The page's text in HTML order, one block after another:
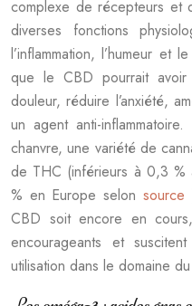
complexe de récepteurs et
diverses fonctions
l’inflammation, l’humeur et
que le CBD pourrait
douleur, réduire l’anxiété,
un agent anti-
chanvre, une variété de
de THC (inférieurs à 0,3 %
% en Europe selon source
CBD soit encore en
encourageants et
utilisation dans le domaine